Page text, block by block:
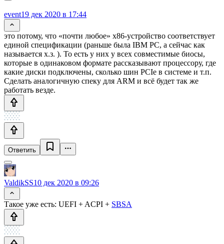
event19 дек 2020 в 17:44
это потому, что «почти любое» x86-устройство соответствует
единой спецификации (раньше была IBM PC, а сейчас как
называется х.з. ). То есть у них у всех совместимые биосы,
которые в одинаковом формате рассказывают процессору, где
какие диски подключены, сколько шин PCIe в системе и т.п.
Сделать аналогичную спеку для ARM и всё будет так же
работать везде.
Ответить
ValdikSS10 дек 2020 в 09:26
Такое уже есть: UEFI + ACPI + SBSA